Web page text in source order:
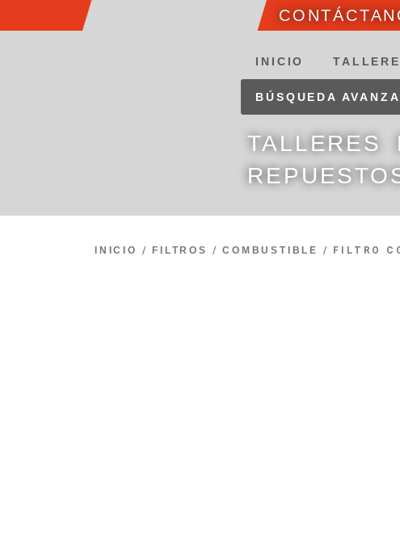
INICIO
BÚSQUEDA
TALLERES
INICIO / FILTROS /COMBUSTIBLE / FILTRO